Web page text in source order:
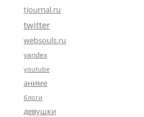
tjournal.ru
twitter
websouls.ru
yandex
youtube
аниме
блоги
девушки